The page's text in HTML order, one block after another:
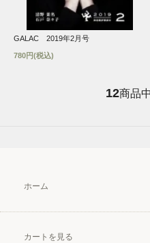
GALAC 2019年2月号
780円(税込)
12商品中
ホーム
カートを見る